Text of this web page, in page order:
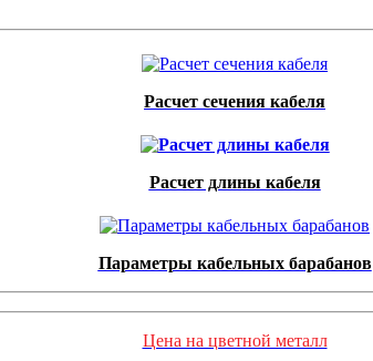
Расчет сечения кабеля
Расчет длины кабеля
Параметры кабельных барабанов
Цена на цветной металл